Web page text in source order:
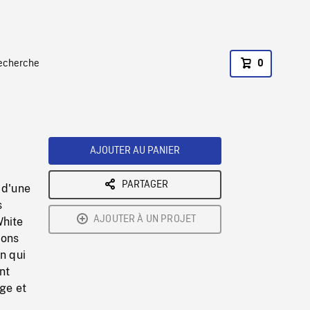
0
qui
et
AJOUTER AU PANIER
PARTAGER
AJOUTER À UN PROJET